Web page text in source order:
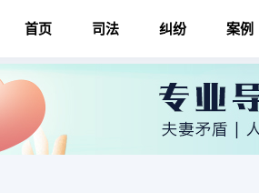
首页 司法 纠纷 案例